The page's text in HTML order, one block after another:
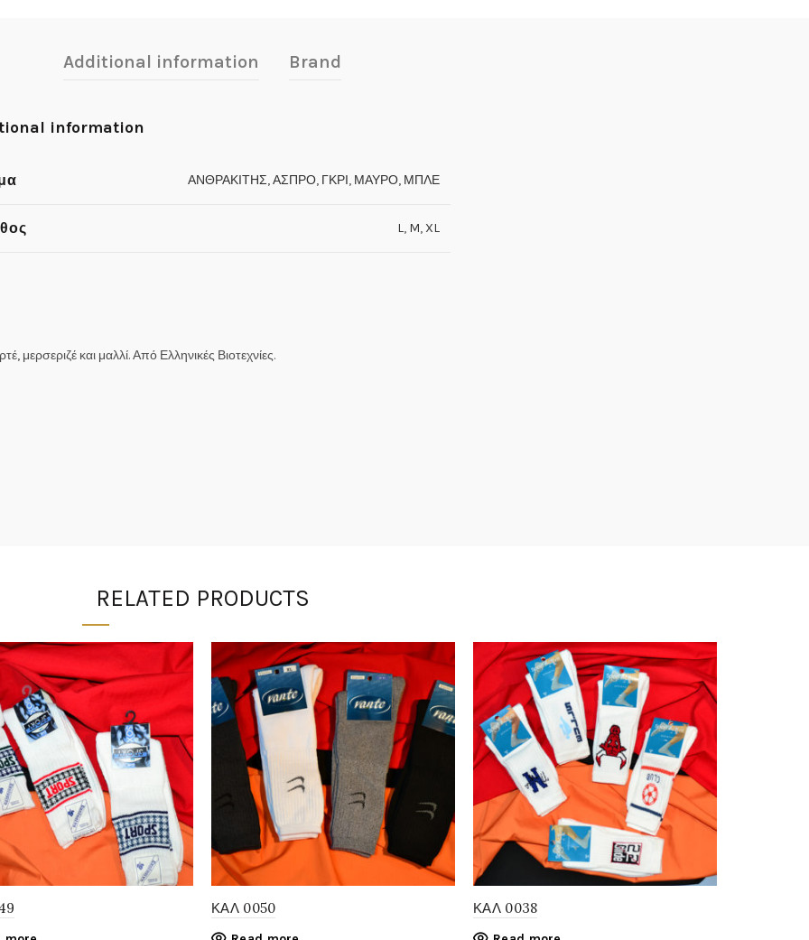
Additional information Brand
information
ΑΝΘΡΑΚΙΤΗΣ,ΑΣΠΡΟ, ΓΚΡΙ, ΜΑΥΡΟ, ΜΠΛΕ
L, M, XL
μερσεριζέ και μαλλί. Από Ελληνικές Βιοτεχνίες.
RELATED PRODUCTS
ΚΑΛ 0050 ΚΑΛ 0038